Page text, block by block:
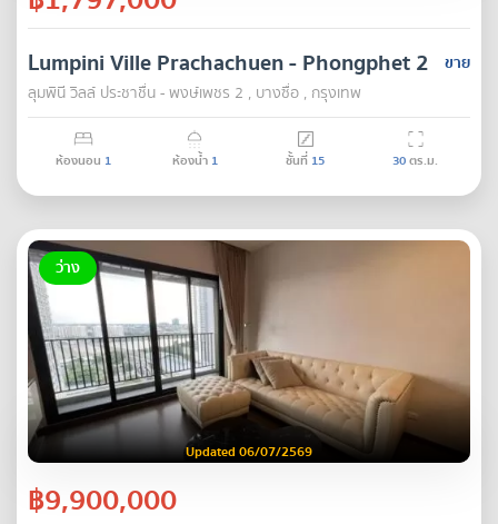
ขาย
Lumpini Ville Prachachuen - Phongphet 2
ลุมพินี วิลล์ ประชาชื่น - พงษ์เพชร 2 , บางซื่อ , กรุงเทพ
ห้องนอน 1 ห้องน้ำ 1 ชั้นที่ 15 30ตร.ม.
ว่าง
Updated 06/07/2569
฿9,900,000